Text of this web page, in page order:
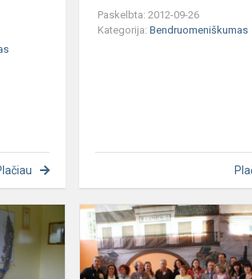
Paskelbta: 2012-09-26
Kategorija:Bendruomeniškumas
Paskutinis
skambutis